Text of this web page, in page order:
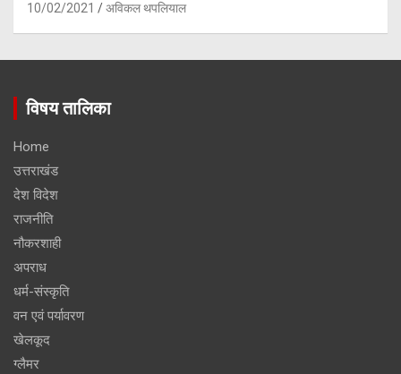
10/02/2021 अविकल थपलियाल
विषय तालिका
Home
उत्तराखंड
देश विदेश
राजनीति
नौकरशाही
अपराध
धर्म-संस्कृति
वन एवं पर्यावरण
खेलकूद
ग्लैमर